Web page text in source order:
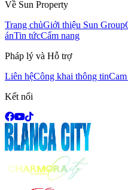
Về Sun Property
Trang chủGiới thiệu Sun Group
ánTin tứcCẩm nang
Pháp lý và Hỗ trợ
Liên hệCông khai thông tin
Kết nối